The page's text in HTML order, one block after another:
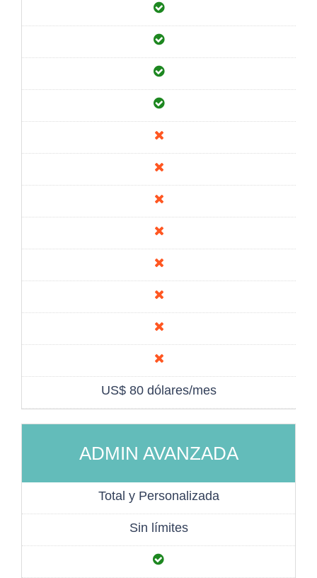
US$ 80 dólares/mes
ADMIN AVANZADA
Total y Personalizada
Sin límites